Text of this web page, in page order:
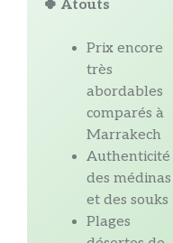
🍀 Atouts
Prix encore
très
abordables
comparés à
Marrakech
Authenticité
des médinas
et des souks
Plages